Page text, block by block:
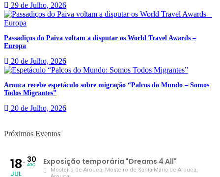
29 de Julho, 2026
Passadiços do Paiva voltam a disputar os World Travel Awards –
Europa
20 de Julho, 2026
Arouca recebe espetáculo sobre migração “Palcos do Mundo – Somos
Todos Migrantes”
20 de Julho, 2026
Próximos Eventos
18
JUL
30
AGO Exposição temporária "Dreams 4 All"
Mosteiro de Arouca, Mosteiro de Santa Maria de Arouca,